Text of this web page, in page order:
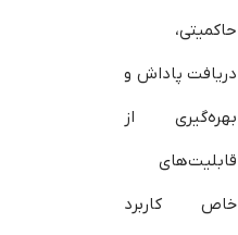
حاکمیتی،
دریافت پاداش و
بهره‌گیری از
قابلیت‌های
خاص کاربرد